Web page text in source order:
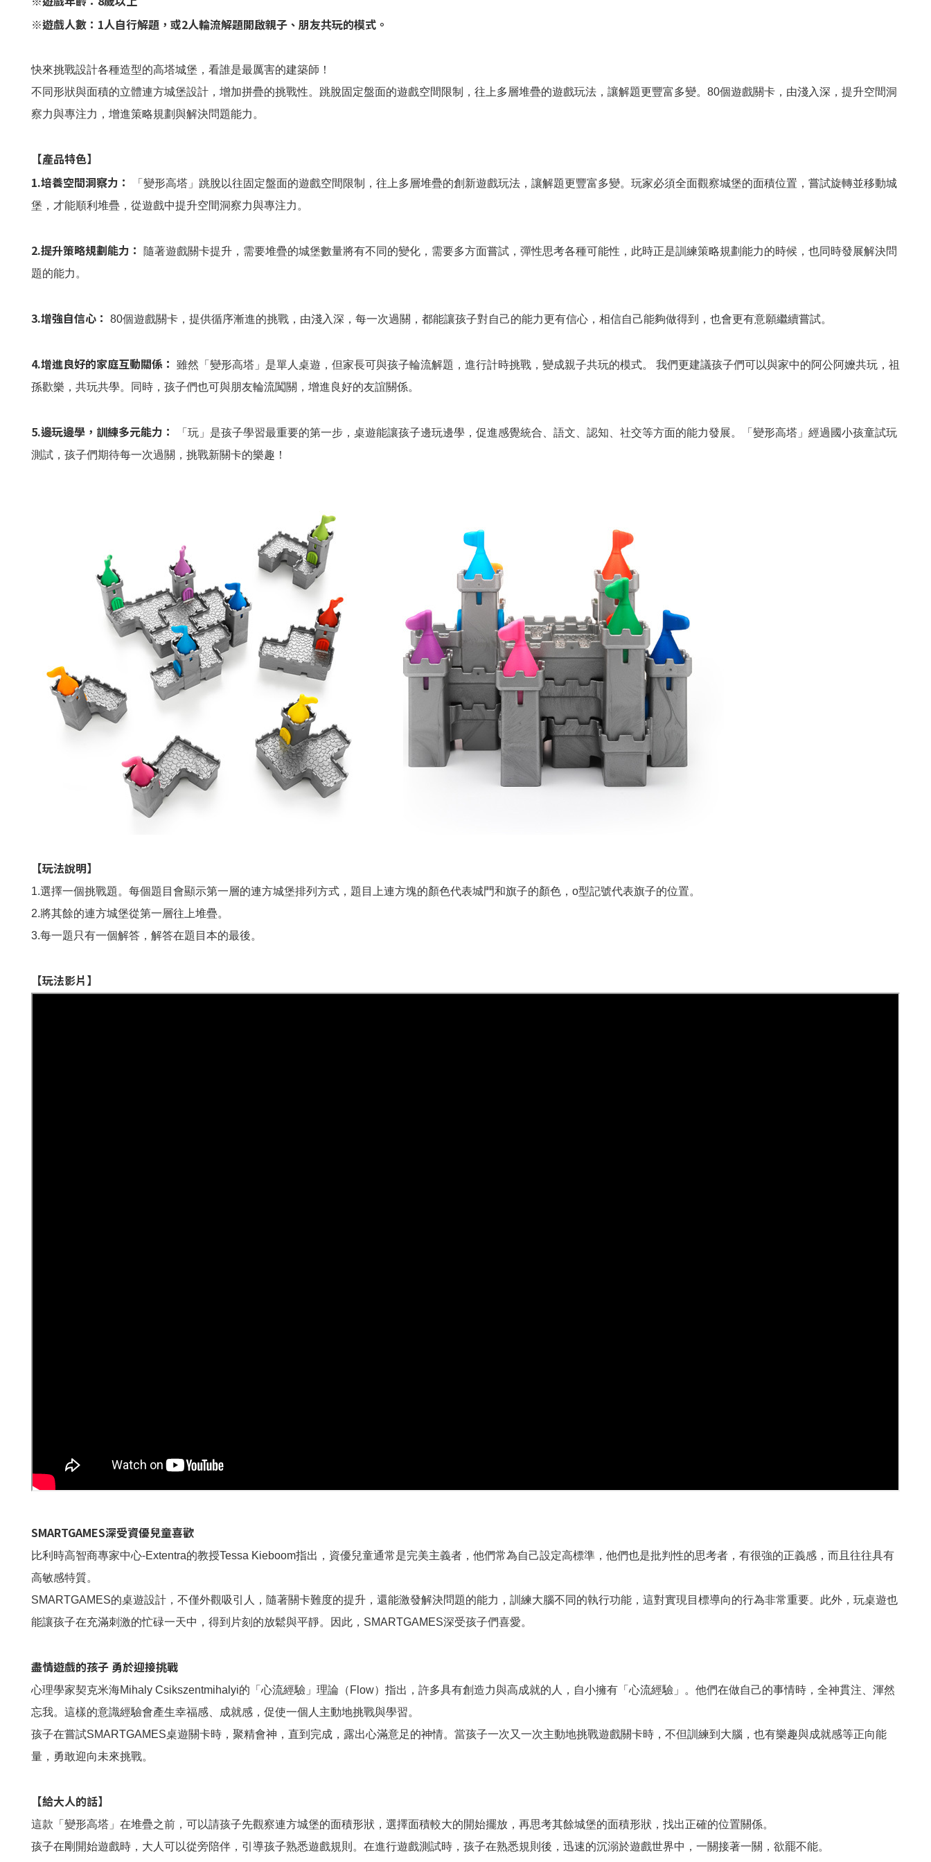
※遊戲人數：1人自行解題，或2人輪流解題開啟親子、朋友共玩的模式。
快來挑戰設計各種造型的高塔城堡，看誰是最厲害的建築師！
不同形狀與面積的立體連方城堡設計，增加拼疊的挑戰性。跳脫固定盤面的遊戲空間限制，往上多層堆疊的遊戲玩法，讓解題更豐富多變。80個遊戲關卡，由淺入深，提升空間洞
察力與專注力，增進策略規劃與解決問題能力。
【產品特色】
1.培養空間洞察力：
「變形高塔」跳脫以往固定盤面的遊戲空間限制，往上多層堆疊的創新遊戲玩法，讓解題更豐富多變。玩家必須全面觀察城堡的面積位置，嘗試旋轉並移動城
堡，才能順利堆疊，從遊戲中提升空間洞察力與專注力。
2.提升策略規劃能力：
隨著遊戲關卡提升，需要堆疊的城堡數量將有不同的變化，需要多方面嘗試，彈性思考各種可能性，此時正是訓練策略規劃能力的時候，也同時發展解決問
題的能力。
3.增強自信心： 80個遊戲關卡，提供循序漸進的挑戰，由淺入深，每一次過關，都能讓孩子對自己的能力更有信心，相信自己能夠做得到，也會更有意願繼續嘗試。
4.增進良好的家庭互動關係：
雖然「變形高塔」是單人桌遊，但家長可與孩子輪流解題，進行計時挑戰，變成親子共玩的模式。 我們更建議孩子們可以與家中的阿公阿嬤共玩，祖
孫歡樂，共玩共學。同時，孩子們也可與朋友輪流闖關，增進良好的友誼關係。
5.邊玩邊學，訓練多元能力：
「玩」是孩子學習最重要的第一步，桌遊能讓孩子邊玩邊學，促進感覺統合、語文、認知、社交等方面的能力發展。「變形高塔」經過國小孩童試玩
測試，孩子們期待每一次過關，挑戰新關卡的樂趣！
【玩法說明】
1.選擇一個挑戰題。每個題目會顯示第一層的連方城堡排列方式，題目上連方塊的顏色代表城門和旗子的顏色，o型記號代表旗子的位置。
2.將其餘的連方城堡從第一層往上堆疊。
3.每一題只有一個解答，解答在題目本的最後。
【玩法影片】
SMARTGAMES深受資優兒童喜歡
比利時高智商專家中心-Extentra的教授Tessa Kieboom指出，資優兒童通常是完美主義者，他們常為自己設定高標準，他們也是批判性的思考者，有很強的正義感，而且往往具有
高敏感特質。
SMARTGAMES的桌遊設計，不僅外觀吸引人，隨著關卡難度的提升，還能激發解決問題的能力，訓練大腦不同的執行功能，這對實現目標導向的行為非常重要。此外，玩桌遊也
能讓孩子在充滿刺激的忙碌一天中，得到片刻的放鬆與平靜。因此，SMARTGAMES深受孩子們喜愛。
盡情遊戲的孩子 勇於迎接挑戰
心理學家契克米海Mihaly Csikszentmihalyi的「心流經驗」理論（Flow）指出，許多具有創造力與高成就的人，自小擁有「心流經驗」。他們在做自己的事情時，全神貫注、渾然
忘我。這樣的意識經驗會產生幸福感、成就感，促使一個人主動地挑戰與學習。
孩子在嘗試SMARTGAMES桌遊關卡時，聚精會神，直到完成，露出心滿意足的神情。當孩子一次又一次主動地挑戰遊戲關卡時，不但訓練到大腦，也有樂趣與成就感等正向能
量，勇敢迎向未來挑戰。
【給大人的話】
這款「變形高塔」在堆疊之前，可以請孩子先觀察連方城堡的面積形狀，選擇面積較大的開始擺放，再思考其餘城堡的面積形狀，找出正確的位置關係。
孩子在剛開始遊戲時，大人可以從旁陪伴，引導孩子熟悉遊戲規則。在進行遊戲測試時，孩子在熟悉規則後，迅速的沉溺於遊戲世界中，一關接著一關，欲罷不能。